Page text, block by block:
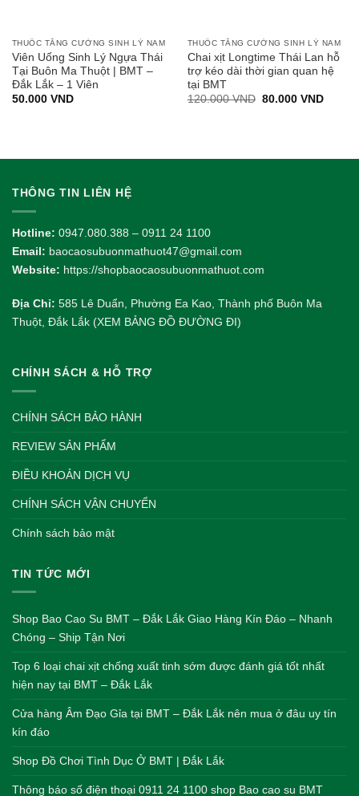
THUỐC TĂNG CƯỜNG SINH LÝ NAM
Viên Uống Sinh Lý Ngựa Thái
Tại Buôn Ma Thuột | BMT –
Đắk Lắk – 1 Viên
50.000 VND
THUỐC TĂNG CƯỜNG SINH LÝ NAM
Chai xịt Longtime Thái Lan hỗ
trợ kéo dài thời gian quan hệ
tại BMT
120.000VND Giá
80.000 VNDGiá
THÔNG TIN LIÊN HỆ
Hotline: 0947.080.388 – 0911 24 1100
Email: baocaosubuonmathuot47@gmail.com
Website: https://shopbaocaosubuonmathuot.com
Địa Chỉ: 585 Lê Duẩn, Phường Ea Kao, Thành phố Buôn Ma
Thuột, Đắk Lắk (XEM BẢNG ĐỒ ĐƯỜNG ĐI)
CHÍNH SÁCH & HỖ TRỢ
CHÍNH SÁCH BẢO HÀNH
REVIEW SẢN PHẨM
ĐIỀU KHOẢN DỊCH VỤ
CHÍNH SÁCH VẬN CHUYỂN
Chính sách bảo mật
TIN TỨC MỚI
Shop Bao Cao Su BMT – Đắk Lắk Giao Hàng Kín Đáo – Nhanh
Chóng – Ship Tận Nơi
Top 6 loại chai xịt chống xuất tinh sớm được đánh giá tốt nhất
hiện nay tại BMT – Đắk Lắk
Cửa hàng Âm Đạo Gỉa tại BMT – Đắk Lắk nên mua ở đâu uy tín
kín đáo
Shop Đồ Chơi Tình Dục Ở BMT | Đắk Lắk
Thông báo số điện thoại 0911 24 1100 shop Bao cao su BMT